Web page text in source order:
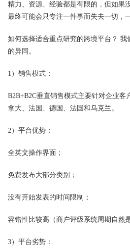
精力、资源、经验都是有限的，但如果
最终可能会只专注一件事而失去一切，
如何选择适合重点研究的跨境平台？ 我
的异同。
1）销售模式：
B2B+B2C垂直销售模式主要针对企业客
拿大、法国、德国、法国和乌克兰。
2）平台优势：
全英文操作界面；
免费发布大部分类别；
没有开始发表的时间限制；
容错性比较高（商户评级系统周期自然
3）平台劣势：